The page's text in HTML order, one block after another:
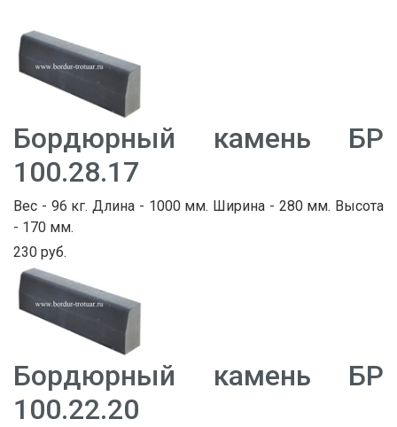
Бордюрный камень БР
100.28.17
Вес - 96 кг. Длина - 1000 мм. Ширина - 280 мм. Высота
- 170 мм.
230 руб.
Бордюрный камень БР
100.22.20